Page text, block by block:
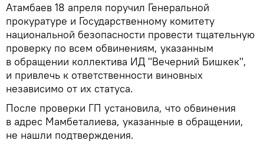
Атамбаев 18 апреля поручил Генеральной
прокуратуре и Государственному комитету
национальной безопасности провести тщательную
проверку по всем обвинениям, указанным
в обращении коллектива ИД "Вечерний Бишкек",
и привлечь к ответственности виновных
независимо от их статуса.
После проверки ГП установила, что обвинения
в адрес Мамбеталиева, указанные в обращении,
не нашли подтверждения.